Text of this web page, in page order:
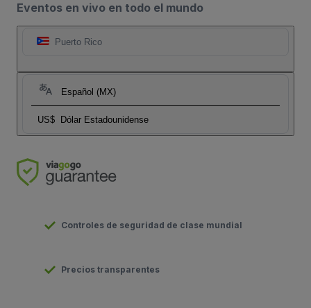
Eventos en vivo en todo el mundo
Puerto Rico
Español (MX)
US$ Dólar Estadounidense
Controles de seguridad de clase mundial
Precios transparentes